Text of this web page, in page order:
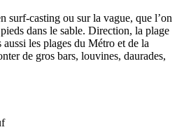
surf-casting ou sur la vague, que l’on
dans le sable. Direction, la plage
aussi les plages du Métro et de la
de gros bars, louvines, daurades,